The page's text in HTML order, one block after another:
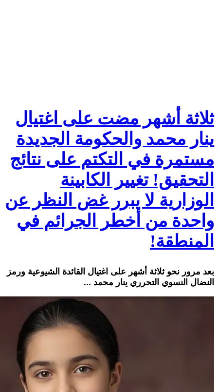
ثلاثة أشهر مضت على اغتيال
ينار محمد والحكومة الجديدة
مستمرة في التكتم على نتائج
التحقيق! تغيير الكابينة
الوزارية لا يبرر غض النظر عن
واحدة من أخطر الجرائم في
المنطقة!
بعد مرور نحو ثلاثة أشهر على اغتيال القائدة الشيوعية ورمز
النضال النسوي التحرري ينار محمد ...